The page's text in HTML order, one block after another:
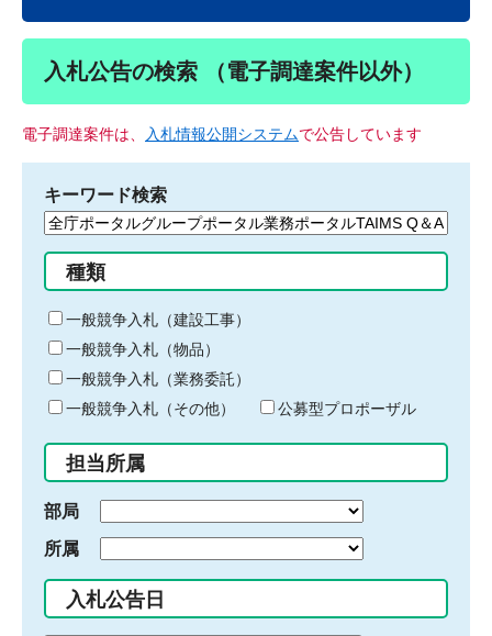
入札公告の検索 （電子調達案件以外）
電子調達案件は、 入札情報公開システムで公告しています
キーワード検索
検
る
キ
ー
ワ
ー
ド
入
力
種類
一般競争入札（建設工事）
一般競争入札（物品）
一般競争入札（業務委託）
一般競争入札（その他）
公募型プロポーザル
担当所属
部局
所属
入札公告日